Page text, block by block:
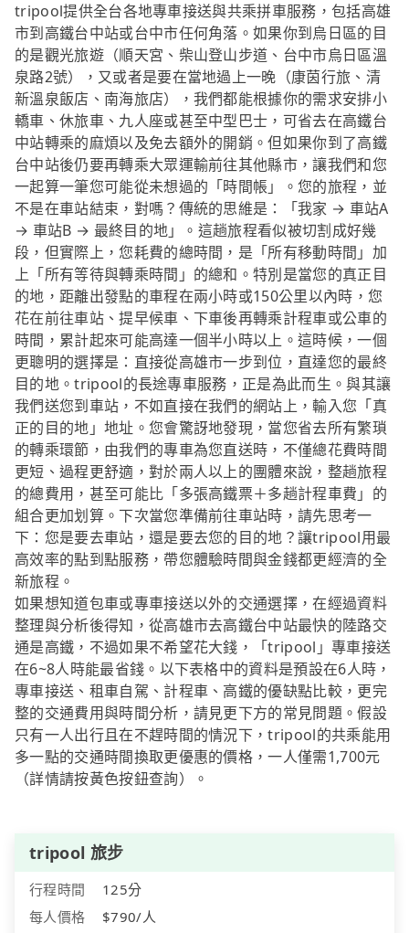
tripool提供全台各地專車接送與共乘拼車服務，包括高雄
市到高鐵台中站或台中市任何角落。如果你到烏日區的目
的是觀光旅遊（順天宮、柴山登山步道、台中市烏日區溫
泉路2號），又或者是要在當地過上一晚（康茵行旅、清
新溫泉飯店、南海旅店），我們都能根據你的需求安排小
轎車、休旅車、九人座或甚至中型巴士，可省去在高鐵台
中站轉乘的麻煩以及免去額外的開銷。但如果你到了高鐵
台中站後仍要再轉乘大眾運輸前往其他縣市，讓我們和您
一起算一筆您可能從未想過的「時間帳」。您的旅程，並
不是在車站結束，對嗎？傳統的思維是：「我家 → 車站A
→ 車站B → 最終目的地」。這趟旅程看似被切割成好幾
段，但實際上，您耗費的總時間，是「所有移動時間」加
上「所有等待與轉乘時間」的總和。特別是當您的真正目
的地，距離出發點的車程在兩小時或150公里以內時，您
花在前往車站、提早候車、下車後再轉乘計程車或公車的
時間，累計起來可能高達一個半小時以上。這時候，一個
更聰明的選擇是：直接從高雄市一步到位，直達您的最終
目的地。tripool的長途專車服務，正是為此而生。與其讓
我們送您到車站，不如直接在我們的網站上，輸入您「真
正的目的地」地址。您會驚訝地發現，當您省去所有繁瑣
的轉乘環節，由我們的專車為您直送時，不僅總花費時間
更短、過程更舒適，對於兩人以上的團體來說，整趟旅程
的總費用，甚至可能比「多張高鐵票＋多趟計程車費」的
組合更加划算。下次當您準備前往車站時，請先思考一
下：您是要去車站，還是要去您的目的地？讓tripool用最
高效率的點到點服務，帶您體驗時間與金錢都更經濟的全
新旅程。
如果想知道包車或專車接送以外的交通選擇，在經過資料
整理與分析後得知，從高雄市去高鐵台中站最快的陸路交
通是高鐵，不過如果不希望花大錢，「tripool」專車接送
在6~8人時能最省錢。以下表格中的資料是預設在6人時，
專車接送、租車自駕、計程車、高鐵的優缺點比較，更完
整的交通費用與時間分析，請見更下方的常見問題。假設
只有一人出行且在不趕時間的情況下，tripool的共乘能用
多一點的交通時間換取更優惠的價格，一人僅需1,700元
（詳情請按黃色按鈕查詢）。
tripool 旅步
行程時間
125分
每人價格
$790/人